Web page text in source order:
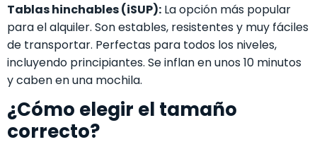
Tablas hinchables (iSUP): La opción más popular
para el alquiler. Son estables, resistentes y muy fáciles
de transportar. Perfectas para todos los niveles,
incluyendo principiantes. Se inflan en unos 10 minutos
y caben en una mochila.
¿Cómo elegir el tamaño
correcto?